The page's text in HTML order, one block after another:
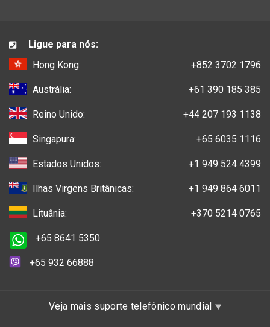
Ligue para nós:
Hong Kong:
+852 3702 1796
Austrália: +61 390 185 385
Reino Unido: +44 207 193 1138
Singapura: +65 6035 1116
Estados Unidos: +1 949 524 4399
Ilhas Virgens Britânicas: +1 949 864 6011
Lituânia: +370 5214 0765
+65 8641 5350
+65 932 66888
Veja mais suporte telefônico mundial